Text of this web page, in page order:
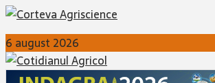
6 august 2026